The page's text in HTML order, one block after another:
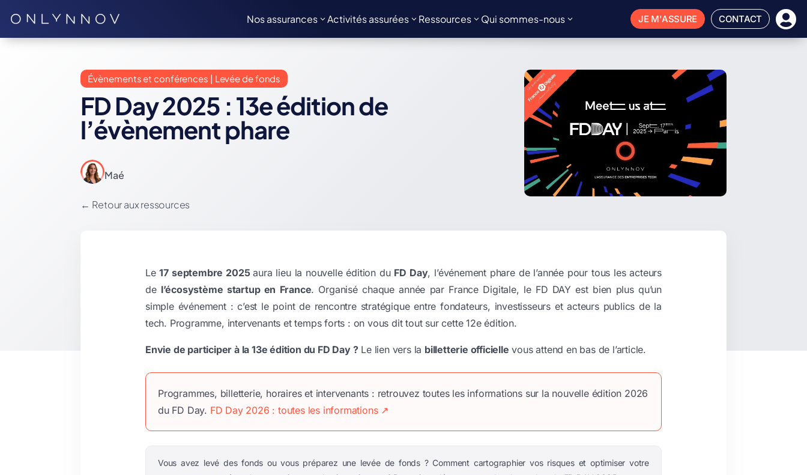
Nos assurances Activités assurées Ressources Qui sommes-nous JE M'ASSURE CONTACT 
Évènements et conférences | Levée de fonds
FD Day 2025 : 13e édition de
l’évènement phare
Maé
← Retour aux ressources
Le17 septembre 2025aura lieu la nouvelle édition du FD Day, l’événement phare de l’année pour tous les acteurs
de l’écosystème startup en France. Organisé chaque année par France Digitale, le FD DAY est bien plus qu’un
simple événement : c’est le point de rencontre stratégique entre fondateurs, investisseurs et acteurs publics de la
tech. Programme, intervenants et temps forts : on vous dit tout sur cette 12e édition.
Envie de participer à la 13e édition du FD Day ?Le lien vers la billetterie officielle vous attend en bas de l’article.
Programmes, billetterie, horaires et intervenants : retrouvez toutes les informations sur la nouvelle édition 2026
du FD Day. FD Day 2026 : toutes les informations ↗
Vous avez levé des fonds ou vous préparez une levée de fonds ? Comment cartographier vos risques et optimiser votre